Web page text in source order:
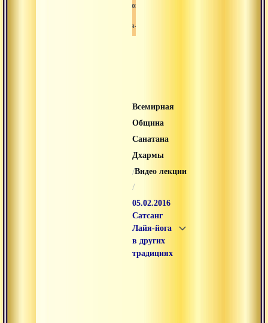
Йога
Лайя-йога
Всемирная
Община
Санатана
Дхармы
/Видео лекции
/
05.02.2016
Сатсанг
Лайя-йога
в других
традициях